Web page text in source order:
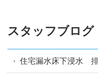
スタッフブログ
住宅漏水床下浸水